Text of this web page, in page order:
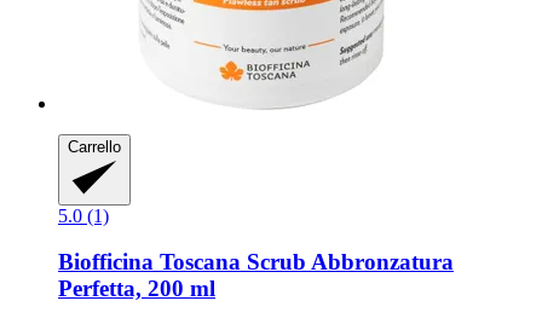
Carrello
5.0 (1)
Biofficina Toscana Scrub Abbronzatura
Perfetta, 200 ml